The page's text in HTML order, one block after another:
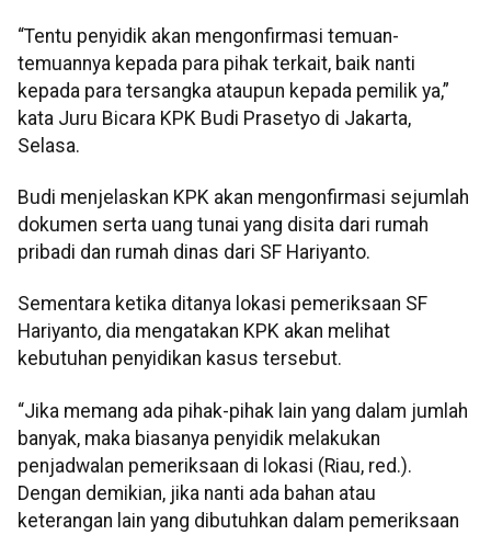
“Tentu penyidik akan mengonfirmasi temuan-
temuannya kepada para pihak terkait, baik nanti
kepada para tersangka ataupun kepada pemilik ya,”
kata Juru Bicara KPK Budi Prasetyo di Jakarta,
Selasa.
Budi menjelaskan KPK akan mengonfirmasi sejumlah
dokumen serta uang tunai yang disita dari rumah
pribadi dan rumah dinas dari SF Hariyanto.
Sementara ketika ditanya lokasi pemeriksaan SF
Hariyanto, dia mengatakan KPK akan melihat
kebutuhan penyidikan kasus tersebut.
“Jika memang ada pihak-pihak lain yang dalam jumlah
banyak, maka biasanya penyidik melakukan
penjadwalan pemeriksaan di lokasi (Riau, red.).
Dengan demikian, jika nanti ada bahan atau
keterangan lain yang dibutuhkan dalam pemeriksaan